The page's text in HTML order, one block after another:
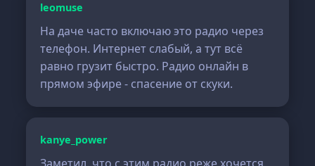
leomuse
На даче часто включаю это радио через
телефон. Интернет слабый, а тут всё
равно грузит быстро. Радио онлайн в
прямом эфире - спасение от скуки.
kanye_power